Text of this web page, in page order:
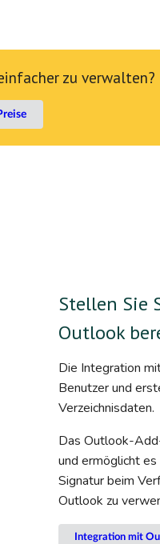
zu verwalten?
Stellen Sie
Outlook
Die Integration
Benutzer und
Verzeichnisdaten.
Das Outlook-
und ermöglicht
Signatur beim
Outlook zu
Integration mit